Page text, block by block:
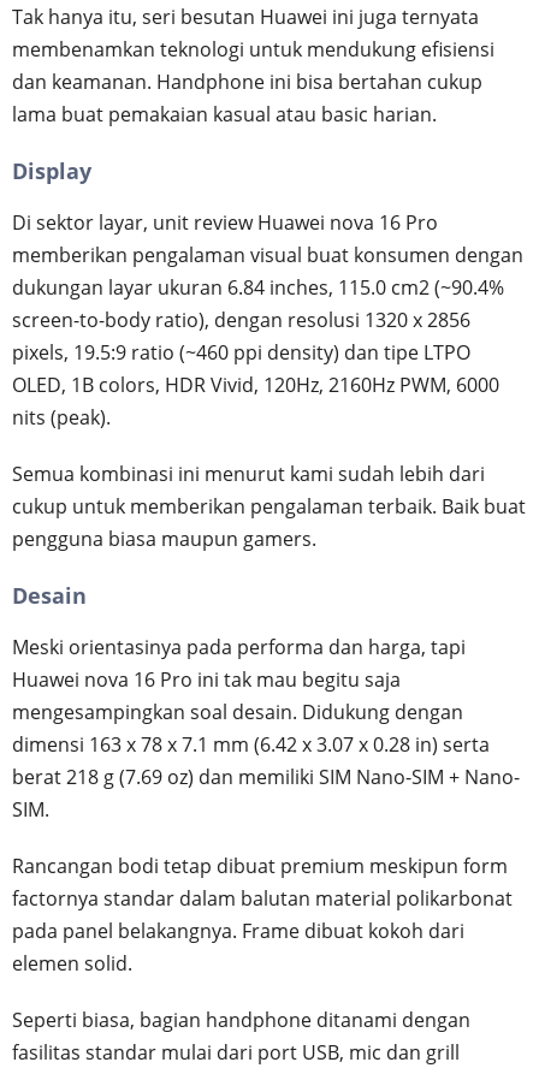
Tak hanya itu, seri besutan Huawei ini juga ternyata
membenamkan teknologi untuk mendukung efisiensi
dan keamanan. Handphone ini bisa bertahan cukup
lama buat pemakaian kasual atau basic harian.
Display
Di sektor layar, unit review Huawei nova 16 Pro
memberikan pengalaman visual buat konsumen dengan
dukungan layar ukuran 6.84 inches, 115.0 cm2 (~90.4%
screen-to-body ratio), dengan resolusi 1320 x 2856
pixels, 19.5:9 ratio (~460 ppi density) dan tipe LTPO
OLED, 1B colors, HDR Vivid, 120Hz, 2160Hz PWM, 6000
nits (peak).
Semua kombinasi ini menurut kami sudah lebih dari
cukup untuk memberikan pengalaman terbaik. Baik buat
pengguna biasa maupun gamers.
Desain
Meski orientasinya pada performa dan harga, tapi
Huawei nova 16 Pro ini tak mau begitu saja
mengesampingkan soal desain. Didukung dengan
dimensi 163 x 78 x 7.1 mm (6.42 x 3.07 x 0.28 in) serta
berat 218 g (7.69 oz) dan memiliki SIM Nano-SIM + Nano-
SIM.
Rancangan bodi tetap dibuat premium meskipun form
factornya standar dalam balutan material polikarbonat
pada panel belakangnya. Frame dibuat kokoh dari
elemen solid.
Seperti biasa, bagian handphone ditanami dengan
fasilitas standar mulai dari port USB, mic dan grill